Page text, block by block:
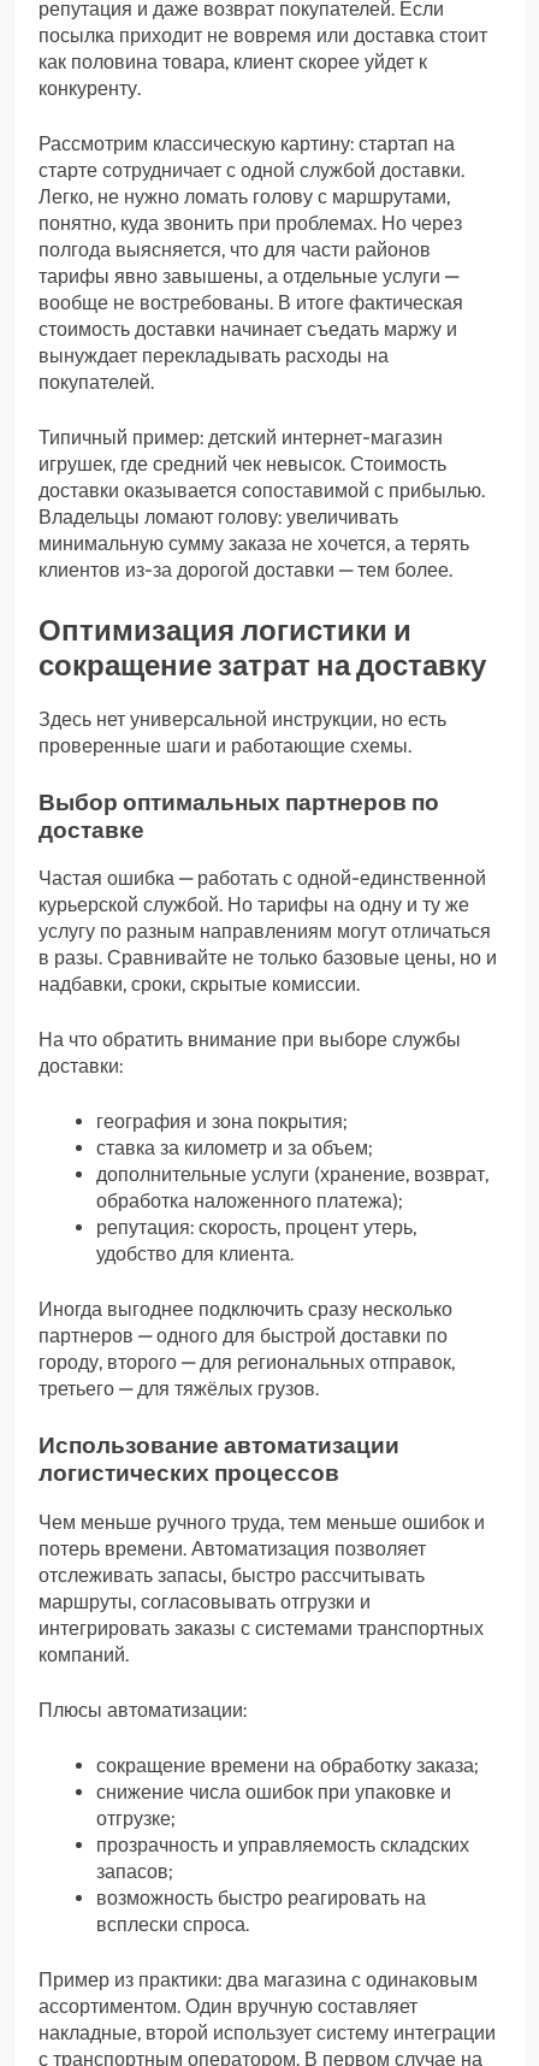
репутация и даже возврат покупателей. Если
посылка приходит не вовремя или доставка стоит
как половина товара, клиент скорее уйдет к
конкуренту.
Рассмотрим классическую картину: стартап на
старте сотрудничает с одной службой доставки.
Легко, не нужно ломать голову с маршрутами,
понятно, куда звонить при проблемах. Но через
полгода выясняется, что для части районов
тарифы явно завышены, а отдельные услуги —
вообще не востребованы. В итоге фактическая
стоимость доставки начинает съедать маржу и
вынуждает перекладывать расходы на
покупателей.
Типичный пример: детский интернет-магазин
игрушек, где средний чек невысок. Стоимость
доставки оказывается сопоставимой с прибылью.
Владельцы ломают голову: увеличивать
минимальную сумму заказа не хочется, а терять
клиентов из-за дорогой доставки — тем более.
Оптимизация логистики и
сокращение затрат на доставку
Здесь нет универсальной инструкции, но есть
проверенные шаги и работающие схемы.
Выбор оптимальных партнеров по
доставке
Частая ошибка — работать с одной-единственной
курьерской службой. Но тарифы на одну и ту же
услугу по разным направлениям могут отличаться
в разы. Сравнивайте не только базовые цены, но и
надбавки, сроки, скрытые комиссии.
На что обратить внимание при выборе службы
доставки:
география и зона покрытия;
ставка за километр и за объем;
дополнительные услуги (хранение, возврат,
обработка наложенного платежа);
репутация: скорость, процент утерь,
удобство для клиента.
Иногда выгоднее подключить сразу несколько
партнеров — одного для быстрой доставки по
городу, второго — для региональных отправок,
третьего — для тяжёлых грузов.
Использование автоматизации
логистических процессов
Чем меньше ручного труда, тем меньше ошибок и
потерь времени. Автоматизация позволяет
отслеживать запасы, быстро рассчитывать
маршруты, согласовывать отгрузки и
интегрировать заказы с системами транспортных
компаний.
Плюсы автоматизации:
сокращение времени на обработку заказа;
снижение числа ошибок при упаковке и
отгрузке;
прозрачность и управляемость складских
запасов;
возможность быстро реагировать на
всплески спроса.
Пример из практики: два магазина с одинаковым
ассортиментом. Один вручную составляет
накладные, второй использует систему интеграции
с транспортным оператором. В первом случае на